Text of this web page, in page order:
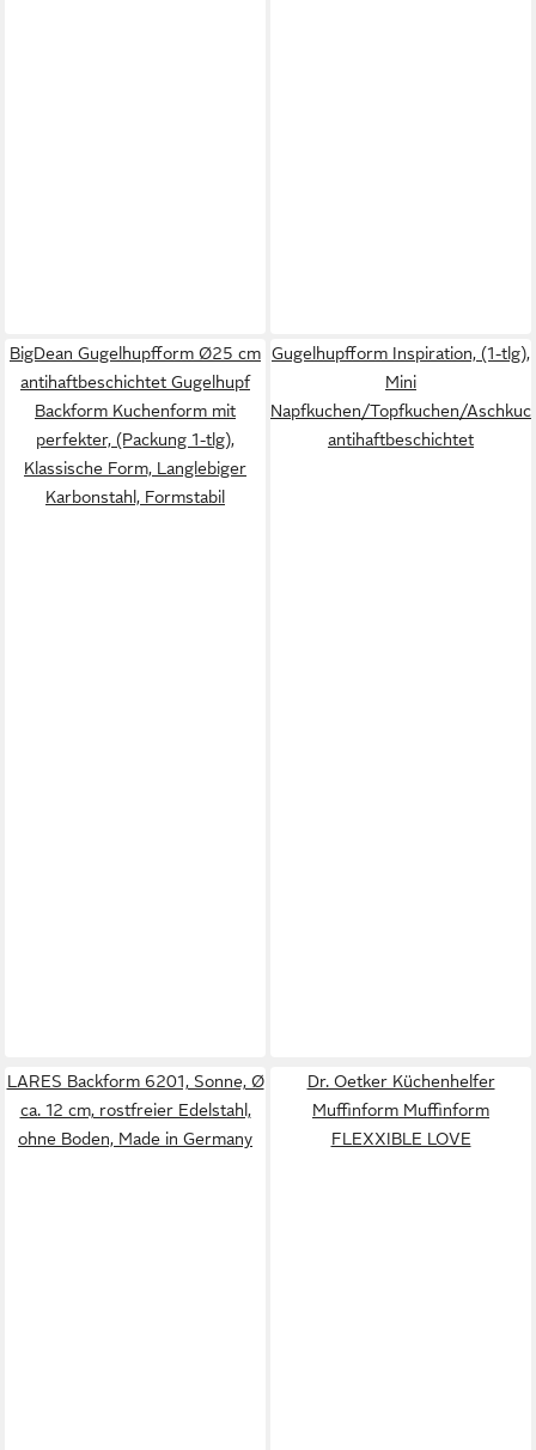
BigDean Gugelhupfform Ø25 cm
antihaftbeschichtet Gugelhupf
Backform Kuchenform mit
perfekter, (Packung 1-tlg),
Klassische Form, Langlebiger
Karbonstahl, Formstabil
Gugelhupfform Inspiration, (1-tlg),
Mini
Napfkuchen/Topfkuchen/
antihaftbeschichtet
LARES Backform 6201, Sonne, Ø
ca. 12 cm, rostfreier Edelstahl,
ohne Boden, Made in Germany
Dr. Oetker Küchenhelfer
Muffinform Muffinform
FLEXXIBLE LOVE